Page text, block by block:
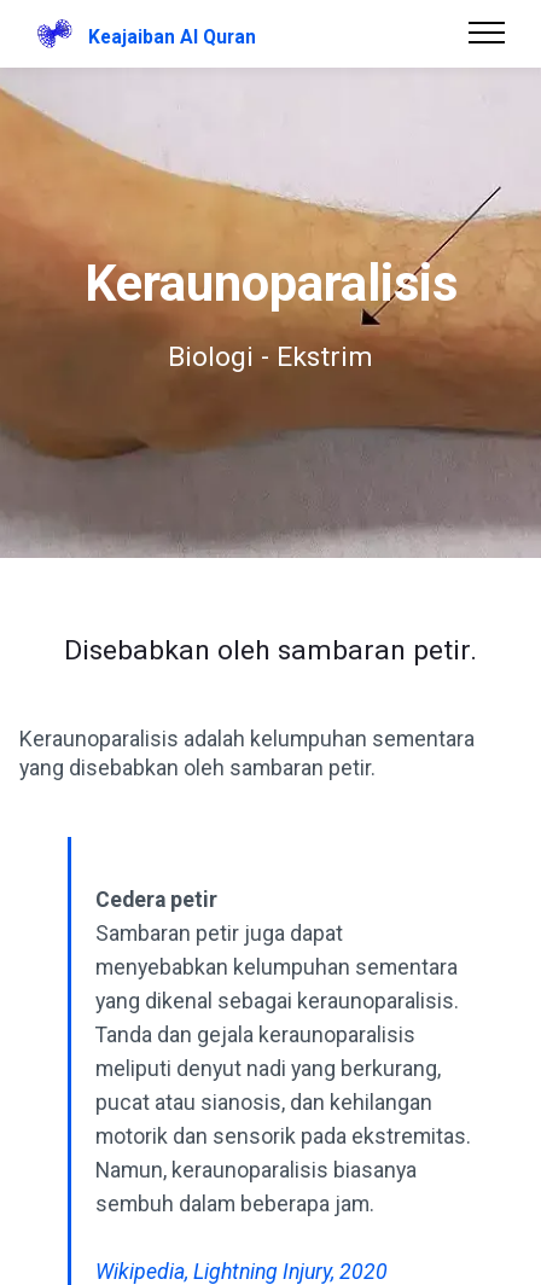
Keajaiban Al Quran
Keraunoparalisis
Biologi - Ekstrim
Disebabkan oleh sambaran petir.
Keraunoparalisis adalah kelumpuhan sementara
yang disebabkan oleh sambaran petir.
Cedera petir
Sambaran petir juga dapat
menyebabkan kelumpuhan sementara
yang dikenal sebagai keraunoparalisis.
Tanda dan gejala keraunoparalisis
meliputi denyut nadi yang berkurang,
pucat atau sianosis, dan kehilangan
motorik dan sensorik pada ekstremitas.
Namun, keraunoparalisis biasanya
sembuh dalam beberapa jam.
Wikipedia, Lightning Injury, 2020